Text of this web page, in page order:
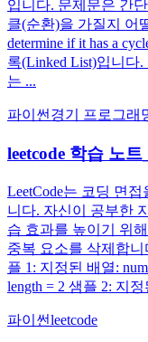
입니다. 문제문은 간
클(순환)을 가질지 어
determine if it has a
록(Linked List)입니다
는 ...
파이썬 경기 프로그래
leetcode 학습 노트
LeetCode는 코딩 면
니다. 자신이 공부한
습 효과를 높이기 위
중복 요소를 삭제합
플 1: 지정된 배열:
length = 2 샘플 2: 지
파이썬leetcode